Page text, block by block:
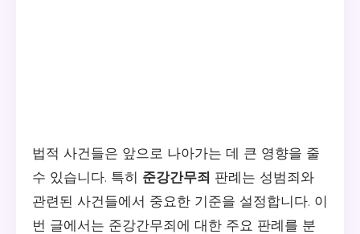
법적 사건들은 앞으로 나아가는 데 큰 영향을 줄
수 있습니다. 특히 준강간무죄 판례는 성범죄와
관련된 사건들에서 중요한 기준을 설정합니다. 이
번 글에서는 준강간무죄에 대한 주요 판례를 분